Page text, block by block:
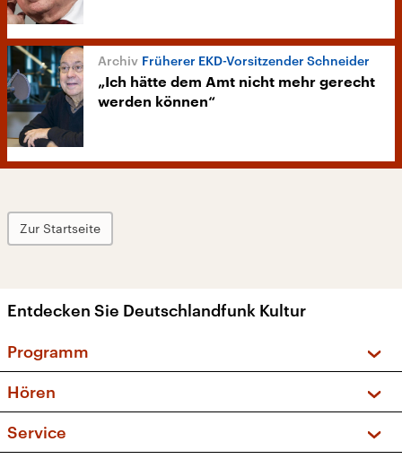
Früherer EKD-Vorsitzender Schneider
„Ich hätte dem Amt nicht mehr gerecht
werden können“
Zur Startseite
Entdecken Sie Deutschlandfunk Kultur
Programm
Sendungen und Podcasts
Musikliste
Hören
Frequenzen (UKW + DAB+)
Service